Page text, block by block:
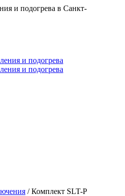
и подогрева в Санкт-
/ Комплект SLT-P